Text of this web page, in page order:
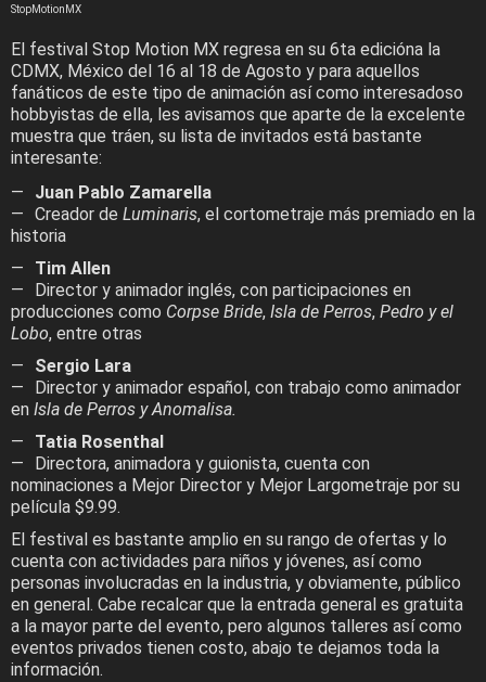
StopMotionMX
El festival Stop Motion MX regresa en su 6ta edicióna la
CDMX, México del 16 al 18 de Agosto y para aquellos
fanáticos de este tipo de animación así como interesadoso
hobbyistas de ella, les avisamos que aparte de la excelente
muestra que tráen, su lista de invitados está bastante
interesante:
Juan Pablo Zamarella
Creador de Luminaris, el cortometraje más premiado en la
historia
Tim Allen
Director y animador inglés, con participaciones en
producciones como Corpse Bride, Isla de Perros, Pedro y el
Lobo, entre otras
Sergio Lara
Director y animador español, con trabajo como animador
en Isla de Perros y Anomalisa.
Tatia Rosenthal
Directora, animadora y guionista, cuenta con
nominaciones a Mejor Director y Mejor Largometraje por su
película $9.99.
El festival es bastante amplio en su rango de ofertas y lo
cuenta con actividades para niños y jóvenes, así como
personas involucradas en la industria, y obviamente, público
en general. Cabe recalcar que la entrada general es gratuita
a la mayor parte del evento, pero algunos talleres así como
eventos privados tienen costo, abajo te dejamos toda la
información.